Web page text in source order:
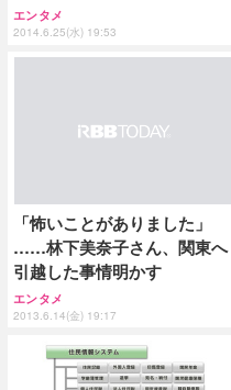
エンタメ
2014.6.25(水) 19:53
「怖いことがありました」
……林下美奈子さん、関東へ
引越した事情明かす
エンタメ
2013.6.14(金) 19:17